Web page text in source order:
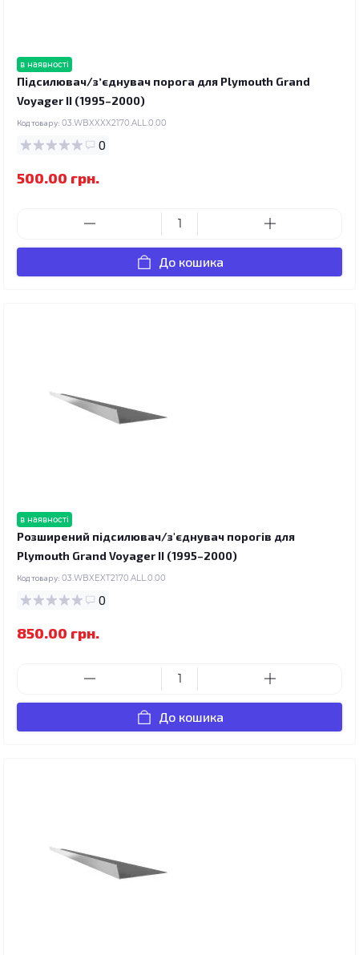
в наявності
Підсилювач/зʼєднувач порога для Plymouth Grand
Voyager II (1995–2000)
Код товару: 03.WBXXXX2170.ALL.0.00
0
500.00 грн.
До кошика
в наявності
Розширений підсилювач/з'єднувач порогів для
Plymouth Grand Voyager II (1995–2000)
Код товару: 03.WBXEXT2170.ALL.0.00
0
850.00 грн.
До кошика